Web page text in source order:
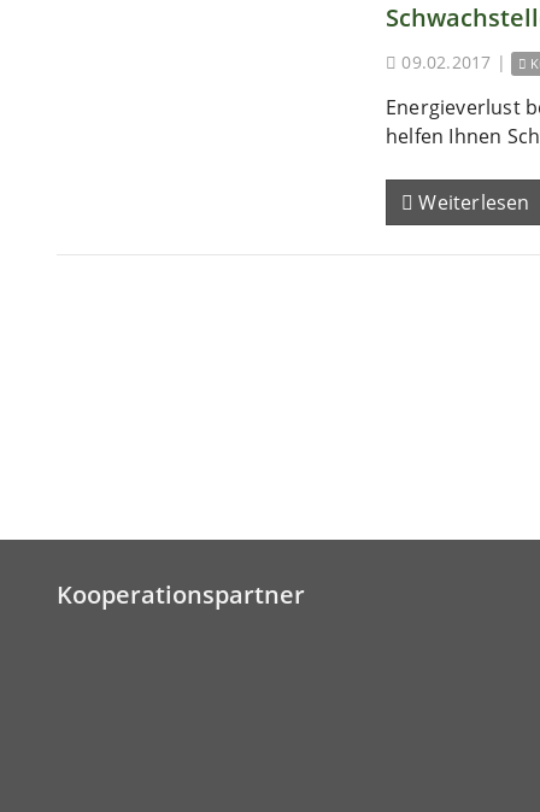
09.02.2017 |
Energieverlust
helfen Ihnen
Weiterlesen
Kooperationspartner